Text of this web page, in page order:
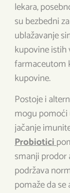
lekara,
su bezbedni
ublažavanje
kupovine istih
farmaceutom
kupovine.
Postoje i
mogu pomoći
jačanje
Probiotici
smanji prodor
podržava
pomaže da